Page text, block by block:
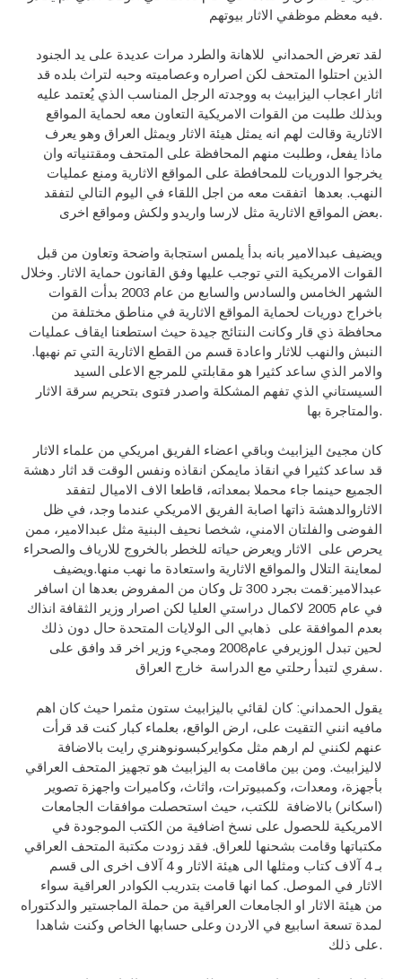
فيه معظم موظفي الاثار بيوتهم.
لقد تعرض الحمداني للاهانة والطرد مرات عديدة على يد الجنود
الذين احتلوا المتحف لكن اصراره وعصاميته وحبه لتراث بلده قد
اثار اعجاب اليزابيث به ووجدته الرجل المناسب الذي يُعتمد عليه
وبذلك طلبت من القوات الامريكية التعاون معه لحماية المواقع
الاثارية وقالت لهم انه يمثل هيئة الاثار ويمثل العراق وهو يعرف
ماذا يفعل، وطلبت منهم المحافظة على المتحف ومقتنياته وان
يخرجوا الدوريات للمحافطة على المواقع الاثارية ومنع عمليات
النهب. بعدها اتفقت معه من اجل اللقاء في اليوم التالي لتفقد
بعض المواقع الاثارية مثل لارسا واريدو ولكش ومواقع اخرى.
ويضيف عبدالامير بانه بدأ يلمس استجابة واضحة وتعاون من قبل
القوات الامريكية التي توجب عليها وفق القانون حماية الاثار. وخلال
الشهر الخامس والسادس والسابع من عام 2003 بدأت القوات
باخراج دوريات لحماية المواقع الاثارية في مناطق مختلفة من
محافظة ذي قار وكانت النتائج جيدة حيث استطعنا ايقاف عمليات
النبش والنهب للاثار واعادة قسم من القطع الاثارية التي تم نهبها.
والامر الذي ساعد كثيرا هو مقابلتي للمرجع الاعلى السيد
السيستاني الذي تفهم المشكلة واصدر فتوى بتحريم سرقة الاثار
والمتاجرة بها.
كان مجيئ اليزابيث وباقي اعضاء الفريق امريكي من علماء الاثار
قد ساعد كثيرا في انقاذ مايمكن انقاذه ونفس الوقت قد اثار دهشة
الجميع حينما جاء محملا بمعداته، قاطعا الاف الاميال لتفقد
الاثاروالدهشة ذاتها اصابة الفريق الامريكي عندما وجد، في ظل
الفوضى والفلتان الامني، شخصا نحيف البنية مثل عبدالامير، ممن
يحرص على الاثار ويعرض حياته للخطر بالخروج للارياف والصحراء
لمعاينة التلال والمواقع الاثارية واستعادة ما نهب منها.ويضيف
عبدالامير:قمت بجرد 300 تل وكان من المفروض بعدها ان اسافر
في عام 2005 لاكمال دراستي العليا لكن اصرار وزير الثقافة انذاك
بعدم الموافقة على ذهابي الى الولايات المتحدة حال دون ذلك
لحين تبدل الوزيرفي عام2008 ومجيء وزير اخر قد وافق على
سفري لتبدأ رحلتي مع الدراسة خارج العراق.
يقول الحمداني: كان لقائي باليزابيث ستون مثمرا حيث كان اهم
مافيه انني التقيت على، ارض الواقع، بعلماء كبار كنت قد قرأت
عنهم لكنني لم ارهم مثل مكوايركبسونوهنري رايت بالاضافة
لاليزابيث. ومن بين ماقامت به اليزابيث هو تجهيز المتحف العراقي
بأجهزة، ومعدات، وكمبيوترات، واثاث، وكاميرات واجهزة تصوير
(اسكانر) بالاضافة للكتب، حيث استحصلت موافقات الجامعات
الامريكية للحصول على نسخ اضافية من الكتب الموجودة في
مكتباتها وقامت بشحنها للعراق. فقد زودت مكتبة المتحف العراقي
بـ 4 آلاف كتاب ومثلها الى هيئة الاثار و 4 آلاف اخرى الى قسم
الاثار في الموصل. كما انها قامت بتدريب الكوادر العراقية سواء
من هيئة الاثار او الجامعات العراقية من حملة الماجستير والدكتوراه
لمدة تسعة اسابيع في الاردن وعلى حسابها الخاص وكنت شاهدا
على ذلك.